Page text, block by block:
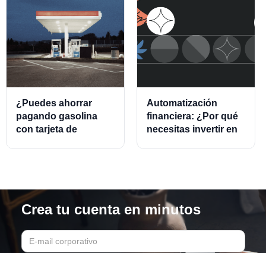
¿Puedes ahorrar
pagando gasolina
con tarjeta de
Automatización
financiera: ¿Por qué
necesitas invertir en
Crea tu cuenta en minutos